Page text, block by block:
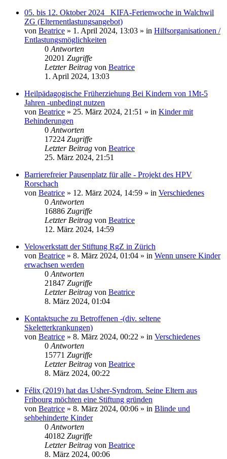
05. bis 12. Oktober 2024 _KIFA-Ferienwoche in Walchwil
ZG (Elternentlastungsangebot)
von Beatrice » 1. April 2024, 13:03 » in Hilfsorganisationen /
Entlastungsmöglichkeiten
0 Antworten
20201 Zugriffe
Letzter Beitrag von Beatrice
1. April 2024, 13:03
Heilpädagogische Früherziehung Bei Kindern von 1Mt-5
Jahren -unbedingt nutzen
von Beatrice » 25. März 2024, 21:51 » in Kinder mit
Behinderungen
0 Antworten
17224 Zugriffe
Letzter Beitrag von Beatrice
25. März 2024, 21:51
Barrierefreier Pausenplatz für alle - Projekt des HPV
Rorschach
von Beatrice » 12. März 2024, 14:59 » in Verschiedenes
0 Antworten
16886 Zugriffe
Letzter Beitrag von Beatrice
12. März 2024, 14:59
Velowerkstatt der Stiftung RgZ in Zürich
von Beatrice » 8. März 2024, 01:04 » in Wenn unsere Kinder
erwachsen werden
0 Antworten
21847 Zugriffe
Letzter Beitrag von Beatrice
8. März 2024, 01:04
Kontaktsuche zu Betroffenen -(div. seltene
Skeletterkrankungen)
von Beatrice » 8. März 2024, 00:22 » in Verschiedenes
0 Antworten
15771 Zugriffe
Letzter Beitrag von Beatrice
8. März 2024, 00:22
Félix (2019) hat das Usher-Syndrom. Seine Eltern aus
Fribourg möchten eine Stiftung gründen
von Beatrice » 8. März 2024, 00:06 » in Blinde und
sehbehinderte Kinder
0 Antworten
40182 Zugriffe
Letzter Beitrag von Beatrice
8. März 2024, 00:06